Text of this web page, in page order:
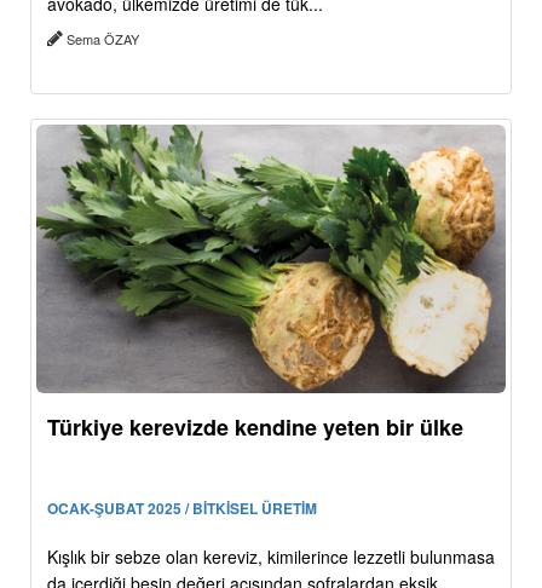
Sema ÖZAY
Türkiye kerevizde kendine yeten bir ülke
OCAK-ŞUBAT 2025 / BİTKİSEL ÜRETİM
Kışlık bir sebze olan kereviz, kimilerince lezzetli bulunmasa
da içerdiği besin değeri açısından sofralardan eksik